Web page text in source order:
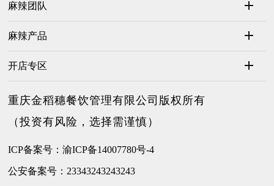
麻辣团队
麻辣产品
开店专区
重庆金稻穗餐饮管理有限公司版权所有
（投资有风险，选择需谨慎）
ICP备案号：渝ICP备14007780号-4
公安备案号：23343243243243